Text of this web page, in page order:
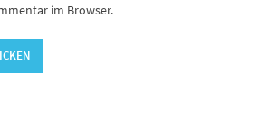
im Browser.